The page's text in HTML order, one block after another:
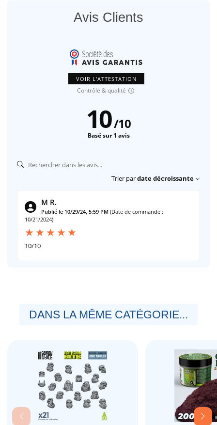
Avis Clients
VOIR L'ATTESTATION
Contrôle & qualité
10/10
Basé sur 1 avis
Trier pardate décroissante
M R.
Publié le 10/29/24, 5:59 PM (Date de commande :
10/21/2024)
10/10
DANS LA MÊME CATÉGORIE...